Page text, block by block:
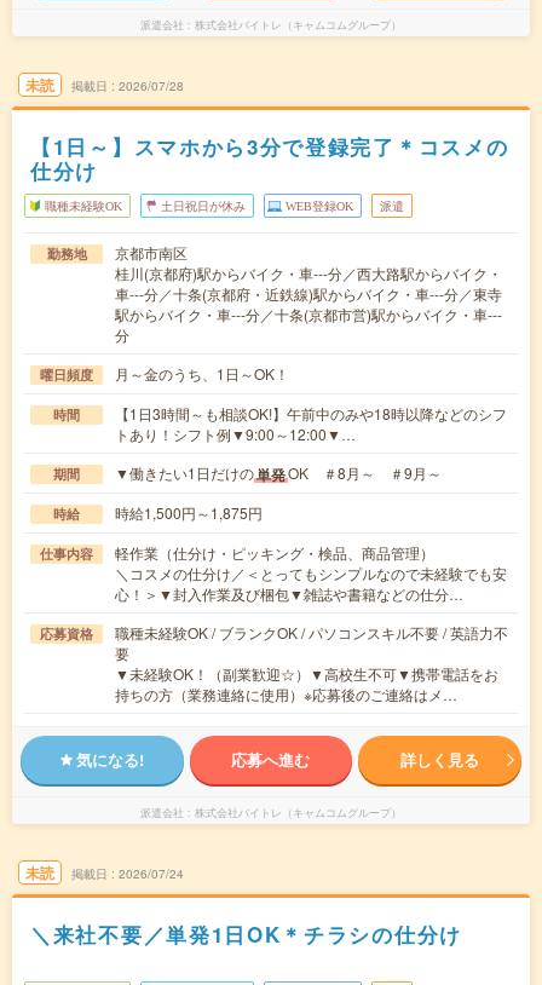
派遣会社 株式会社バイトレ（キャムコムグループ）
未読 掲載日 2026/07/28
【1日～】スマホから3分で登録完了＊コスメの
仕分け
職種未経験OK 土日祝日が休み WEB登録OK 派遣
勤務地
京都市南区
桂川(京都府)駅からバイク・車---分／西大路駅からバイク・
車---分／十条(京都府・近鉄線)駅からバイク・車---分／東寺
駅からバイク・車---分／十条(京都市営)駅からバイク・車---
分
曜日頻度 月～金のうち、1日～OK！
時間
【1日3時間～も相談OK!】午前中のみや18時以降などのシフ
トあり！シフト例▼9:00～12:00▼…
期間 ▼働きたい1日だけの単発OK ＃8月～ ＃9月～
時給 時給1,500円～1,875円
仕事内容
軽作業（仕分け・ピッキング・検品、商品管理）
＼コスメの仕分け／＜とってもシンプルなので未経験でも安
心！＞▼封入作業及び梱包▼雑誌や書籍などの仕分…
応募資格
職種未経験OK / ブランクOK / パソコンスキル不要 / 英語力不
要
▼未経験OK！（副業歓迎☆）▼高校生不可▼携帯電話をお
持ちの方（業務連絡に使用）※応募後のご連絡はメ…
気になる! 応募へ進む 詳しく見る
派遣会社 株式会社バイトレ（キャムコムグループ）
未読 掲載日 2026/07/24
＼来社不要／単発1日OK＊チラシの仕分け